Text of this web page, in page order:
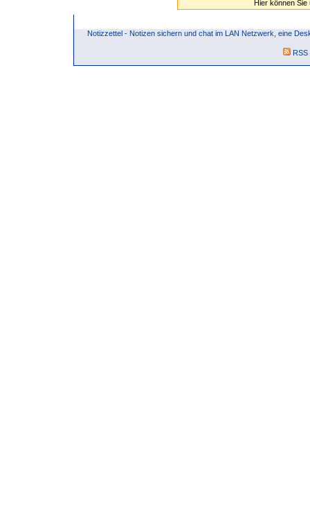
Hier können
Notizzettel - Notizen sichern und chat im LAN Netzwerk, eine